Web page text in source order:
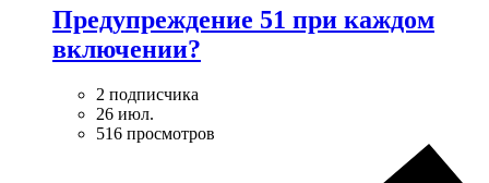
Предупреждение 51 при каждом
включении?
2 подписчика
26 июл.
516 просмотров